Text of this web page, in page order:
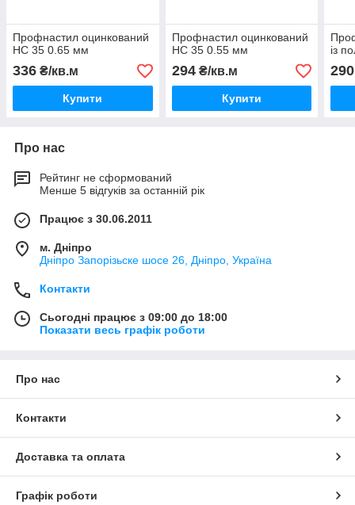
Профнастил оцинкований
НС 35 0.65 мм
336 ₴/кв.м
Купити
Профнастил оцинкований
НС 35 0.55 мм
294₴/кв.м
Купити
із
290
Про нас
Рейтинг не сформований
Менше 5 відгуків за останній рік
Працює з 30.06.2011
м. Дніпро
Дніпро Запорізьске шосе 26, Дніпро, Україна
Контакти
Сьогодні працює з 09:00 до 18:00
Показати весь графік роботи
Про нас
Контакти
Доставка та оплата
Графік роботи